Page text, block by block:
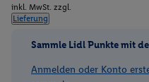
inkl. MwSt. zzgl.
Lieferung
Sammle Lidl Punkte mit
Anmelden oder Konto